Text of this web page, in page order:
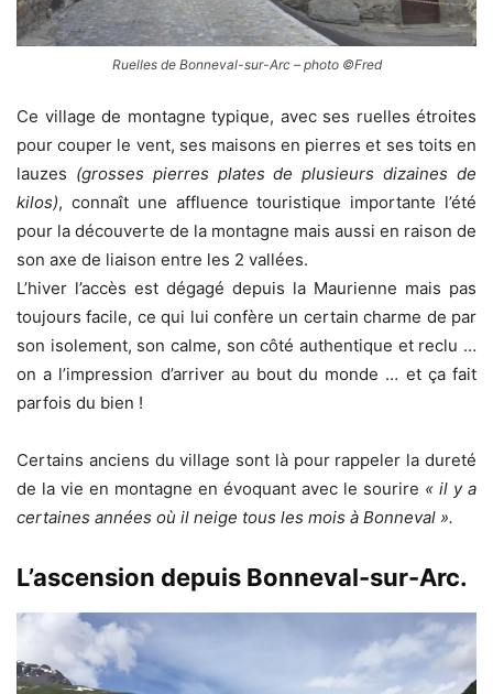
Ruelles de Bonneval-sur-Arc – photo ©Fred
Ce village de montagne typique, avec ses ruelles étroites
pour couper le vent, ses maisons en pierres et ses toits en
lauzes (grosses pierres plates de plusieurs dizaines de
kilos), connaît une affluence touristique importante l’été
pour la découverte de la montagne mais aussi en raison de
son axe de liaison entre les 2 vallées.
L’hiver l’accès est dégagé depuis la Maurienne mais pas
toujours facile, ce qui lui confère un certain charme de par
son isolement, son calme, son côté authentique et reclu …
on a l’impression d’arriver au bout du monde … et ça fait
parfois du bien !
Certains anciens du village sont là pour rappeler la dureté
de la vie en montagne en évoquant avec le sourire « il y a
certaines années où il neige tous les mois à Bonneval ».
L’ascension depuis Bonneval-sur-Arc.